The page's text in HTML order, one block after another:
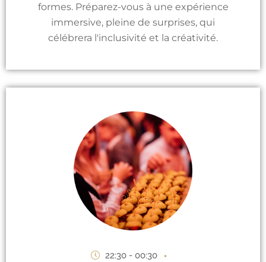
formes. Préparez-vous à une expérience
immersive, pleine de surprises, qui
célébrera l'inclusivité et la créativité.
22:30 - 00:30